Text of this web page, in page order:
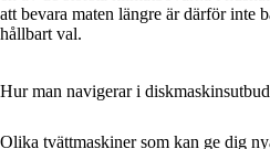
att bevara maten längre är därför inte
hållbart val.
Hur man navigerar i
Olika tvättmaskiner som kan ge dig